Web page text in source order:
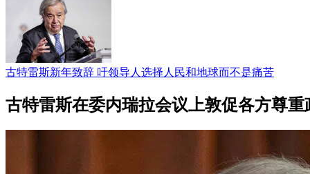
古特雷斯新年致辞 吁领导人选择人民和地球而不是痛苦
古特雷斯在委内瑞拉会议上敦促各方尊重